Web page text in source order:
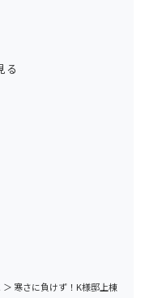
る
＞ 寒さに負けず！K様邸上棟